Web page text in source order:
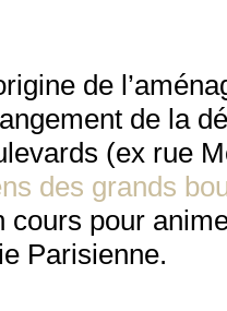
de
de la
(ex rue
des grands
cours pour
Parisienne.